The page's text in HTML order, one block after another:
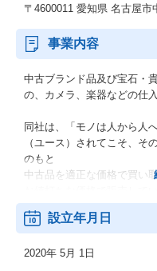
〒4600011 愛知県 名古屋
事業内容
中古ブランド品及び宝石・
の、カメラ、楽器などの仕
同社は、「モノは人から人
（ユース）されてこそ、そ
のもと
中古品を適正な価格で買い
設立年月日
2020年 5月 1日